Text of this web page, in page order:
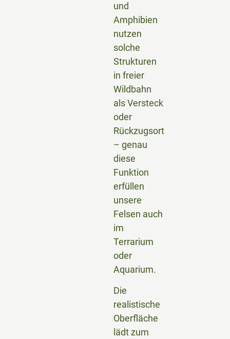
und
Amphibien
nutzen
solche
Strukturen
in freier
Wildbahn
als Versteck
oder
Rückzugsort
– genau
diese
Funktion
erfüllen
unsere
Felsen auch
im
Terrarium
oder
Aquarium.
Die
realistische
Oberfläche
lädt zum